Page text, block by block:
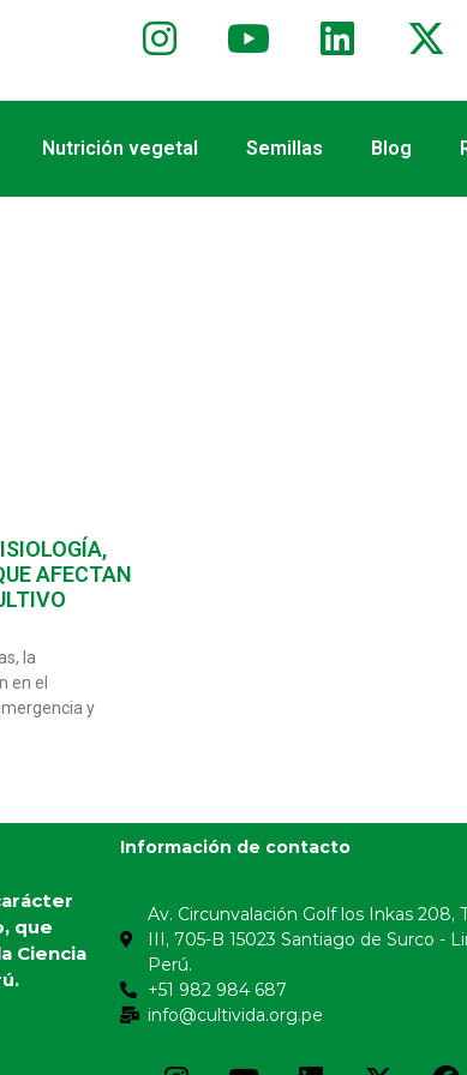
Nutrición vegetal Semillas Blog
AFECTAN
la
en el
y
que
Ciencia
Información de contacto
Av. Circunvalación Golf los Inkas 208,
III, 705-B 15023 Santiago de Surco -
Perú.
+51 982 984 687
info@cultivida.org.pe